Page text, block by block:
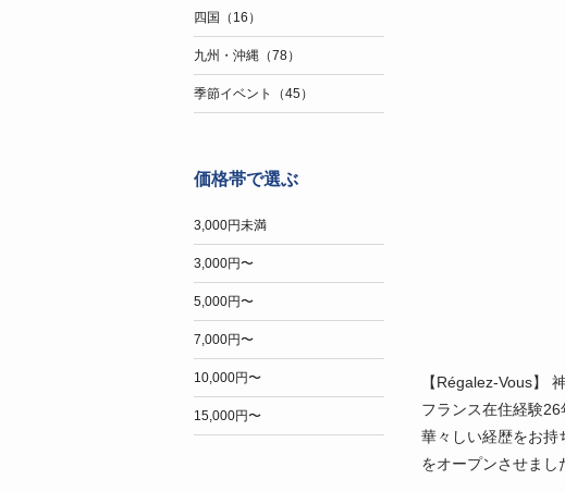
【Régalez-Vous】
フランス在住経験
華々しい経歴をお持
をオープンさせまし
四国（16）
九州・沖縄（78）
季節イベント（45）
価格帯で選ぶ
3,000円未満
3,000円〜
5,000円〜
7,000円〜
10,000円〜
15,000円〜